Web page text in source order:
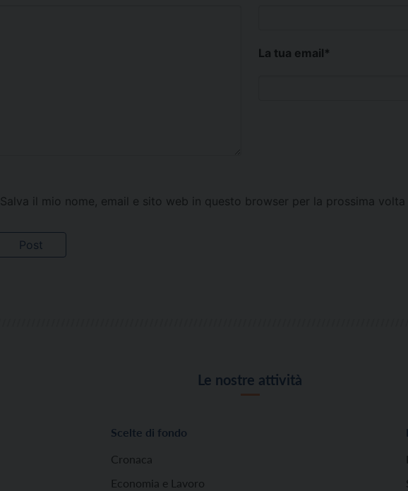
La tua email*
Salva il mio nome, email e sito web in questo browser per la prossima
Le nostre attività
Scelte di fondo
Cronaca
Economia e Lavoro